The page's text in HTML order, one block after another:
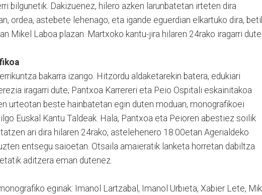
bilgunetik. Dakizuenez, hilero azken larunbatetan irteten dira
ordea, astebete lehenago, eta igande eguerdian elkartuko dira,
Mikel Laboa plazan. Martxoko kantu-jira hilaren 24rako iragarri
bakarra izango. Hitzordu aldaketarekin batera, edukiari
iragarri dute; Pantxoa Karrereri eta Peio Ospitali eskainitakoa
urteotan beste hainbatetan egin duten moduan, monografikoei
Euskal Kantu Taldeak. Hala, Pantxoa eta Peioren abestiez soilik
ari dira hilaren 24rako, astelehenero 18:00etan Agerialdeko
entsegu saioetan. Otsaila amaieratik lanketa horretan dabiltza
aditzera eman dutenez.
eginak: Imanol Lartzabal, Imanol Urbieta, Xabier Lete,